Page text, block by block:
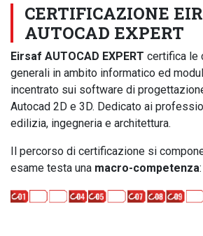
CERTIFICAZIONE
AUTOCAD EXPERT
Eirsaf AUTOCAD EXPERT certifica le
generali in ambito informatico ed
incentrato sui software di
Autocad 2D e 3D. Dedicato ai
edilizia, ingegneria e architettura.
Il percorso di certificazione si
esame testa una macro-competenza: